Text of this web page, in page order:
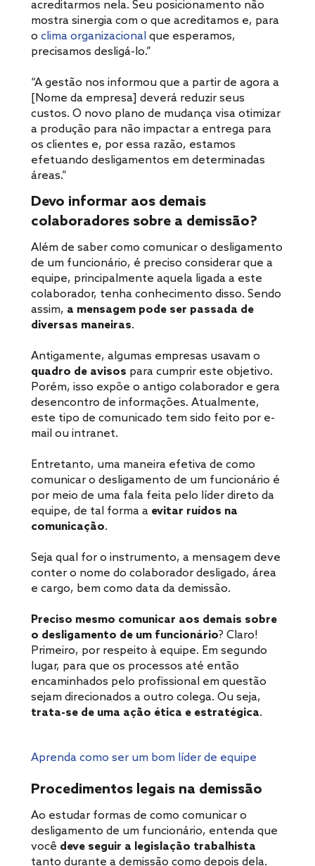
acreditarmos nela. Seu posicionamento não
mostra sinergia com o que acreditamos e, para
o clima organizacional que esperamos,
precisamos desligá-lo.”
“A gestão nos informou que a partir de agora a
[Nome da empresa] deverá reduzir seus
custos. O novo plano de mudança visa otimizar
a produção para não impactar a entrega para
os clientes e, por essa razão, estamos
efetuando desligamentos em determinadas
áreas.”
Devo informar aos demais
colaboradores sobre a demissão?
Além de saber como comunicar o desligamento
de um funcionário, é preciso considerar que a
equipe, principalmente aquela ligada a este
colaborador, tenha conhecimento disso. Sendo
assim, a mensagem pode ser passada de
diversas maneiras.
Antigamente, algumas empresas usavam o
quadro de avisos para cumprir este objetivo.
Porém, isso expõe o antigo colaborador e gera
desencontro de informações. Atualmente,
este tipo de comunicado tem sido feito por e-
mail ou intranet.
Entretanto, uma maneira efetiva de como
comunicar o desligamento de um funcionário é
por meio de uma fala feita pelo líder direto da
equipe, de tal forma a evitar ruídos na
comunicação.
Seja qual for o instrumento, a mensagem deve
conter o nome do colaborador desligado, área
e cargo, bem como data da demissão.
Preciso mesmo comunicar aos demais sobre
o desligamento de um funcionário? Claro!
Primeiro, por respeito à equipe. Em segundo
lugar, para que os processos até então
encaminhados pelo profissional em questão
sejam direcionados a outro colega. Ou seja,
trata-se de uma ação ética e estratégica.
Aprenda como ser um bom líder de equipe
Procedimentos legais na demissão
Ao estudar formas de como comunicar o
desligamento de um funcionário, entenda que
você deve seguir a legislação trabalhista
tanto durante a demissão como depois dela.